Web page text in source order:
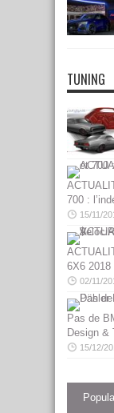
TUNING
700 :
15/11/
6X6
02/11/
Pas de
Design &
15/12/